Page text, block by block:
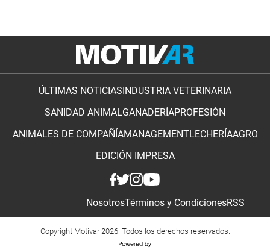
ÚLTIMAS NOTICIAS INDUSTRIA VETERINARIA
SANIDAD ANIMALGANADERÍAPROFESIÓN
ANIMALES DE COMPAÑÍAMANAGEMENTLECHERÍAAGRO
EDICIÓN IMPRESA
NosotrosTérminos y CondicionesRSS
Copyright Motivar 2026. Todos los derechos reservados.